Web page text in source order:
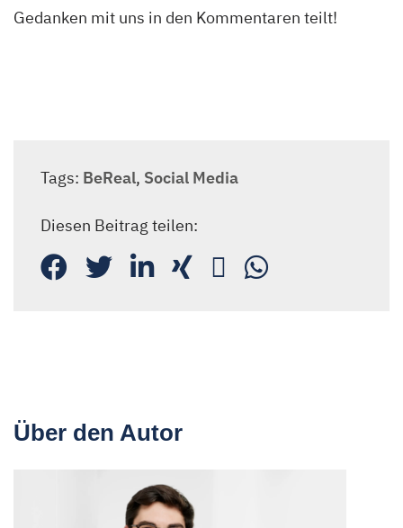
Gedanken mit uns in den Kommentaren teilt!
Tags: BeReal, Social Media
Diesen Beitrag teilen:
Über den Autor